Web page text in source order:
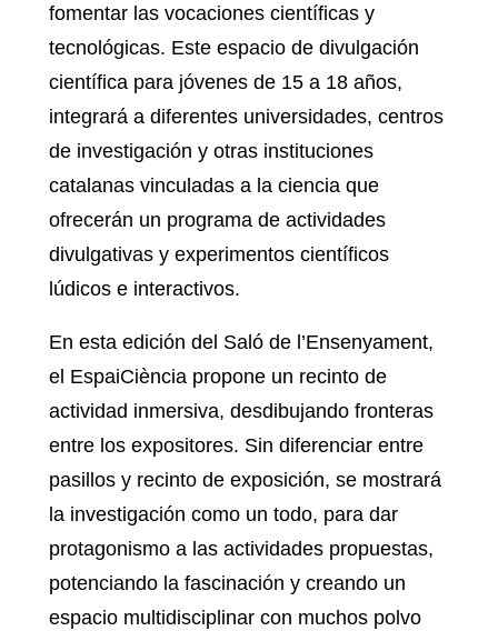
fomentar las vocaciones científicas y
tecnológicas. Este espacio de divulgación
científica para jóvenes de 15 a 18 años,
integrará a diferentes universidades, centros
de investigación y otras instituciones
catalanas vinculadas a la ciencia que
ofrecerán un programa de actividades
divulgativas y experimentos científicos
lúdicos e interactivos.
En esta edición del Saló de l’Ensenyament,
el EspaiCiència propone un recinto de
actividad inmersiva, desdibujando fronteras
entre los expositores. Sin diferenciar entre
pasillos y recinto de exposición, se mostrará
la investigación como un todo, para dar
protagonismo a las actividades propuestas,
potenciando la fascinación y creando un
espacio multidisciplinar con muchos polvo